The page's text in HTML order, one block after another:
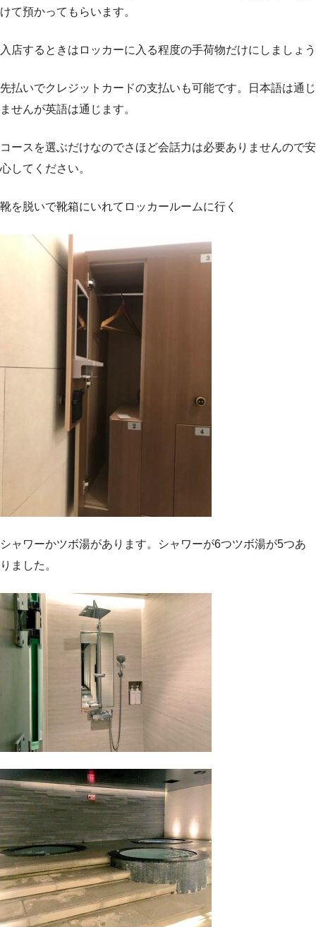
けて預かってもらいます。
入店するときはロッカーに入る程度の手荷物だけにしましょう
先払いでクレジットカードの支払いも可能です。日本語は通じ
ませんが英語は通じます。
コースを選ぶだけなのでさほど会話力は必要ありませんので安
心してください。
靴を脱いで靴箱にいれてロッカールームに行く
シャワーかツボ湯があります。シャワーが6つツボ湯が5つあ
りました。